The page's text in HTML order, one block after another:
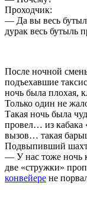
Проходчик:
— Да вы весь
дурак весь бутыль
После ночной
подъехавшие
ночь была плохая,
Только один не
Такая ночь была
провел… из кабака
вызов… такая
Подвыпивший
— У нас тоже ночь
две «стружки»
конвейере не